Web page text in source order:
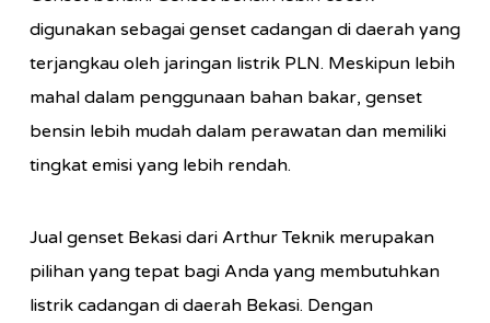
digunakan sebagai genset cadangan di daerah yang
terjangkau oleh jaringan listrik PLN. Meskipun lebih
mahal dalam penggunaan bahan bakar, genset
bensin lebih mudah dalam perawatan dan memiliki
tingkat emisi yang lebih rendah.
Jual genset Bekasi dari Arthur Teknik merupakan
pilihan yang tepat bagi Anda yang membutuhkan
listrik cadangan di daerah Bekasi. Dengan